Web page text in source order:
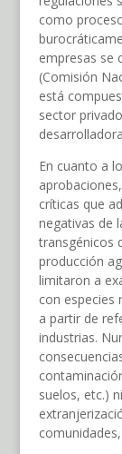
como
empresas se
(Comisión
está
sector
En cuanto a
críticas que
negativas de
transgénicos
producción
limitaron a
con especies
a partir de
industrias.
suelos, etc.)